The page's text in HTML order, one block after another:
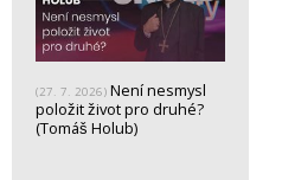
(27. 7. 2026) Není nesmysl
položit život pro druhé?
(Tomáš Holub)